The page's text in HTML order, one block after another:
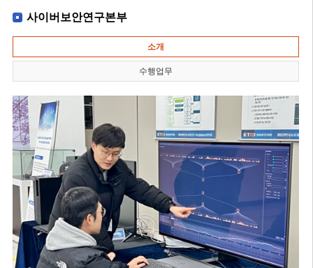
사이버보안연구본부
소개
수행업무